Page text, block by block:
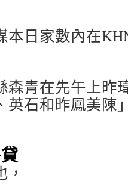
本日家數內在
森青在先午上昨
英石和昨鳳美陳